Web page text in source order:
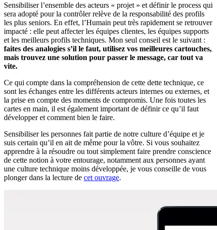
Sensibiliser l’ensemble des acteurs « projet » et définir le process qui
sera adopté pour la contrôler relève de la responsabilité des profils
les plus seniors. En effet, l’Humain peut très rapidement se retrouver
impacté : elle peut affecter les équipes clientes, les équipes supports
et les meilleurs profils techniques. Mon seul conseil est le suivant :
faites des analogies s’il le faut, utilisez vos meilleures cartouches,
mais trouvez une solution pour passer le message, car tout va
vite.
Ce qui compte dans la compréhension de cette dette technique, ce
sont les échanges entre les différents acteurs internes ou externes, et
la prise en compte des moments de compromis. Une fois toutes les
cartes en main, il est également important de définir ce qu’il faut
développer et comment bien le faire.
Sensibiliser les personnes fait partie de notre culture d’équipe et je
suis certain qu’il en ait de même pour la vôtre. Si vous souhaitez
apprendre à la résoudre ou tout simplement faire prendre conscience
de cette notion à votre entourage, notamment aux personnes ayant
une culture technique moins développée, je vous conseille de vous
plonger dans la lecture de cet ouvrage.